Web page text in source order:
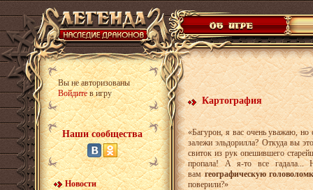
Вы не авторизованы
Войдитев игру
Наши сообщества
Новости
Картография
«Багурон, я вас очень уважаю,
залежи эльдорилла? Откуда вы
свиток из рук опешившего
пропала! А я-то все гадала...
вамгеографическую
поверили?»